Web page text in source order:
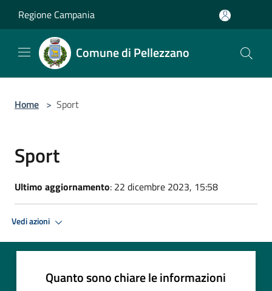
Regione Campania
Comune di Pellezzano
Home > Sport
Sport
Ultimo aggiornamento: 22 dicembre 2023, 15:58
Vedi azioni
Quanto sono chiare le informazioni